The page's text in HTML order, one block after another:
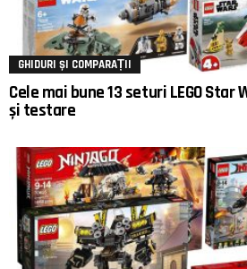
GHIDURI ȘI COMPARAȚII
Cele mai bune 13 seturi LEGO Star
și testare